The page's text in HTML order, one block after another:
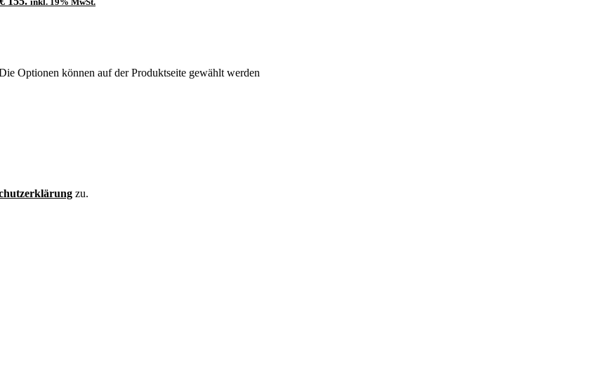
Optionen können auf der Produktseite gewählt werden
zu.